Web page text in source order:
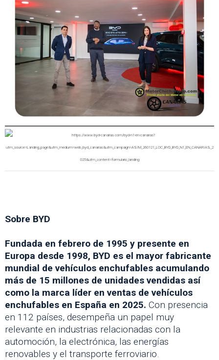
Sobre BYD
Fundada en febrero de 1995 y presente en
Europa desde 1998, BYD es el mayor fabricante
mundial de vehículos enchufables acumulando
más de 15 millones de unidades vendidas así
como la marca líder en ventas de vehículos
enchufables en España en 2025. Con presencia
en 112 países, desempeña un papel muy
relevante en industrias relacionadas con la
automoción, la electrónica, las energías
renovables y el transporte ferroviario.